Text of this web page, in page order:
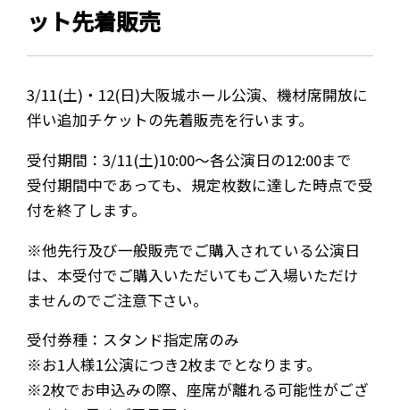
ット先着販売
3/11(土)・12(日)大阪城ホール公演、機材席開放に
伴い追加チケットの先着販売を行います。
受付期間：3/11(土)10:00～各公演日の12:00まで
受付期間中であっても、規定枚数に達した時点で受
付を終了します。
※他先行及び一般販売でご購入されている公演日
は、本受付でご購入いただいてもご入場いただけ
ませんのでご注意下さい。
受付券種：スタンド指定席のみ
※お1人様1公演につき2枚までとなります。
※2枚でお申込みの際、座席が離れる可能性がござ